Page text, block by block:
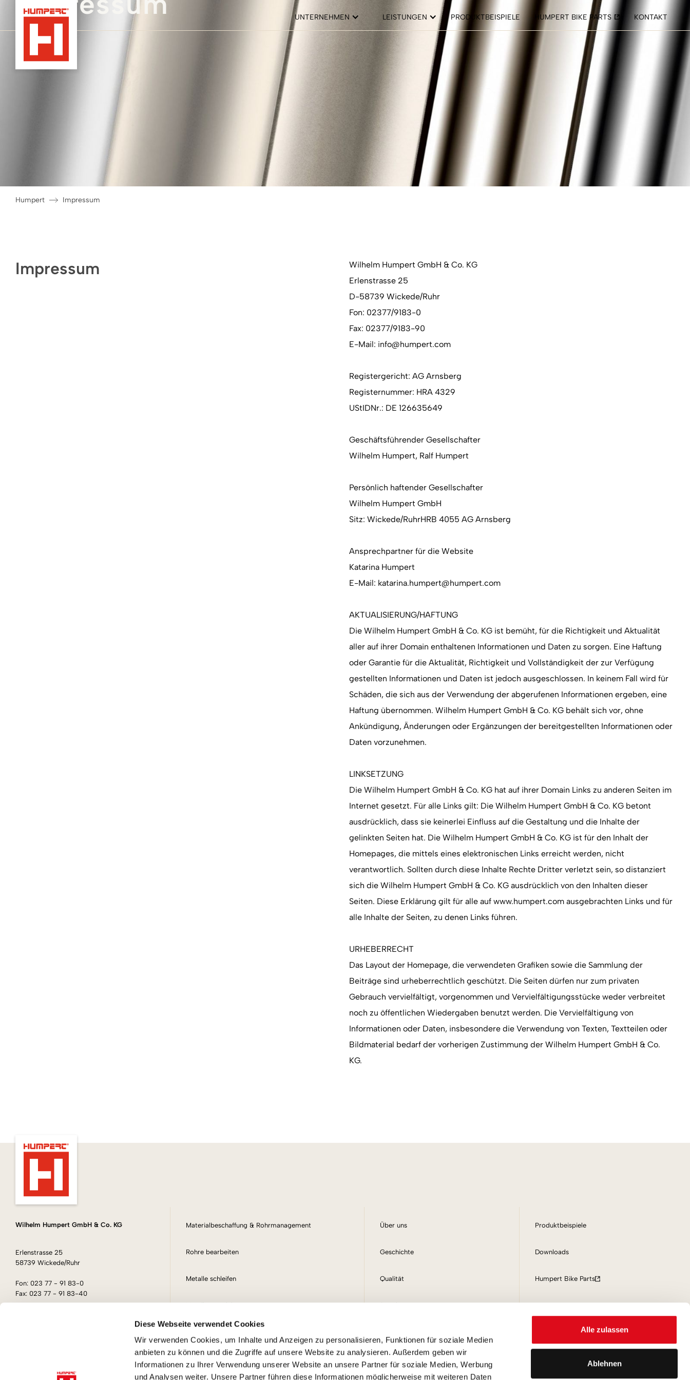
Diese Webseite verwendet Cookies
Wir verwenden Cookies, um Inhalte und Anzeigen zu personalisieren, Funktionen für soziale Medien
anbieten zu können und die Zugriffe auf unsere Website zu analysieren. Außerdem geben wir
Informationen zu Ihrer Verwendung unserer Website an unsere Partner für soziale Medien, Werbung
und Analysen weiter. Unsere Partner führen diese Informationen möglicherweise mit weiteren Daten
Alle zulassen
Ablehnen
UNTERNEHMEN LEISTUNGEN PRODUKTBEISPIELE HUMPERT BIKE PARTS KONTAKT
Humpert Impressum
Impressum
Wilhelm Humpert GmbH & Co. KG
Erlenstrasse 25
D-58739 Wickede/Ruhr
Fon: 02377/9183-0
Fax: 02377/9183-90
E-Mail: info@humpert.com
Registergericht: AG Arnsberg
Registernummer: HRA 4329
UStIDNr.: DE 126635649
Geschäftsführender Gesellschafter
Wilhelm Humpert, Ralf Humpert
Persönlich haftender Gesellschafter
Wilhelm Humpert GmbH
Sitz: Wickede/RuhrHRB 4055 AG Arnsberg
Ansprechpartner für die Website
Katarina Humpert
E-Mail: katarina.humpert@humpert.com
AKTUALISIERUNG/HAFTUNG
Die Wilhelm Humpert GmbH & Co. KG ist bemüht, für die Richtigkeit und Aktualität
aller auf ihrer Domain enthaltenen Informationen und Daten zu sorgen. Eine Haftung
oder Garantie für die Aktualität, Richtigkeit und Vollständigkeit der zur Verfügung
gestellten Informationen und Daten ist jedoch ausgeschlossen. In keinem Fall wird für
Schäden, die sich aus der Verwendung der abgerufenen Informationen ergeben, eine
Haftung übernommen. Wilhelm Humpert GmbH & Co. KG behält sich vor, ohne
Ankündigung, Änderungen oder Ergänzungen der bereitgestellten Informationen oder
Daten vorzunehmen.
LINKSETZUNG
Die Wilhelm Humpert GmbH & Co. KG hat auf ihrer Domain Links zu anderen Seiten im
Internet gesetzt. Für alle Links gilt: Die Wilhelm Humpert GmbH & Co. KG betont
ausdrücklich, dass sie keinerlei Einfluss auf die Gestaltung und die Inhalte der
gelinkten Seiten hat. Die Wilhelm Humpert GmbH & Co. KG ist für den Inhalt der
Homepages, die mittels eines elektronischen Links erreicht werden, nicht
verantwortlich. Sollten durch diese Inhalte Rechte Dritter verletzt sein, so distanziert
sich die Wilhelm Humpert GmbH & Co. KG ausdrücklich von den Inhalten dieser
Seiten. Diese Erklärung gilt für alle auf www.humpert.com ausgebrachten Links und für
alle Inhalte der Seiten, zu denen Links führen.
URHEBERRECHT
Das Layout der Homepage, die verwendeten Grafiken sowie die Sammlung der
Beiträge sind urheberrechtlich geschützt. Die Seiten dürfen nur zum privaten
Gebrauch vervielfältigt, vorgenommen und Vervielfältigungsstücke weder verbreitet
noch zu öffentlichen Wiedergaben benutzt werden. Die Vervielfältigung von
Informationen oder Daten, insbesondere die Verwendung von Texten, Textteilen oder
Bildmaterial bedarf der vorherigen Zustimmung der Wilhelm Humpert GmbH & Co.
KG.
Wilhelm Humpert GmbH & Co. KG
Erlenstrasse 25
58739 Wickede/Ruhr
Fon: 023 77 - 91 83-0
Fax: 023 77 - 91 83-40
Materialbeschaffung & Rohrmanagement
Rohre bearbeiten
Metalle schleifen
Metalle veredeln
Montage & Konfektionierung
Über uns
Geschichte
Qualität
Standort
Produktbeispiele
Downloads
Humpert Bike Parts